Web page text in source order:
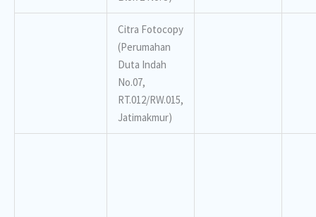
Citra Fotocopy
(Perumahan
Duta Indah
No.07,
RT.012/RW.015,
Jatimakmur)